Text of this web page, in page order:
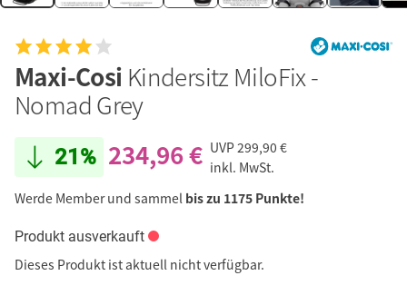
Maxi-Cosi Kindersitz MiloFix -
Nomad Grey
21% 234,96 € UVP299,90 €
inkl. MwSt.
Werde Member und sammel bis zu 1175 Punkte!
Produkt ausverkauft
Dieses Produkt ist aktuell nicht verfügbar.